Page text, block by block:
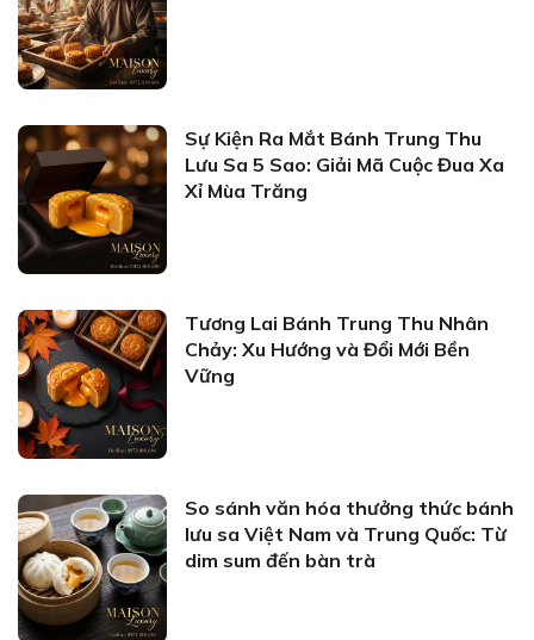
Sự Kiện Ra Mắt Bánh Trung Thu
Lưu Sa 5 Sao: Giải Mã Cuộc Đua Xa
Xỉ Mùa Trăng
Tương Lai Bánh Trung Thu Nhân
Chảy: Xu Hướng và Đổi Mới Bền
Vững
So sánh văn hóa thưởng thức bánh
lưu sa Việt Nam và Trung Quốc: Từ
dim sum đến bàn trà